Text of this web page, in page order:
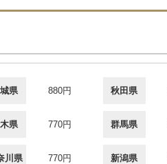
県 880円 秋田県
県 770円 群馬県
川県 770円 新潟県